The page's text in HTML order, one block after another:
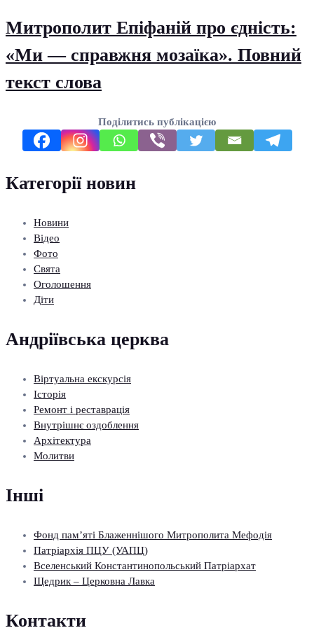
Митрополит Епіфаній про єдність:
«Ми — справжня мозаїка». Повний
текст слова
Поділитись публікацією
Категорії новин
Новини
Відео
Фото
Свята
Оголошення
Діти
Андріївська церква
Віртуальна екскурсія
Історія
Ремонт і реставрація
Внутрішнє оздоблення
Архітектура
Молитви
Інші
Фонд пам’яті Блаженнішого Митрополита Мефодія
Патріархія ПЦУ (УАПЦ)
Вселенський Константинопольський Патріархат
Щедрик – Церковна Лавка
Контакти